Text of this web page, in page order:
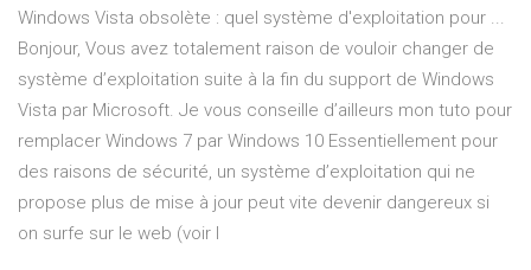
Windows Vista obsolète : quel système d'exploitation pour ...
Bonjour, Vous avez totalement raison de vouloir changer de
système d’exploitation suite à la fin du support de Windows
Vista par Microsoft. Je vous conseille d’ailleurs mon tuto pour
remplacer Windows 7 par Windows 10 Essentiellement pour
des raisons de sécurité, un système d’exploitation qui ne
propose plus de mise à jour peut vite devenir dangereux si
on surfe sur le web (voir l